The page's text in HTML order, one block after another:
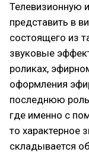
Телевизионную
представить в
состоящего из
звуковые
роликах,
оформления
последнюю
где именно с
то характерное
складывается